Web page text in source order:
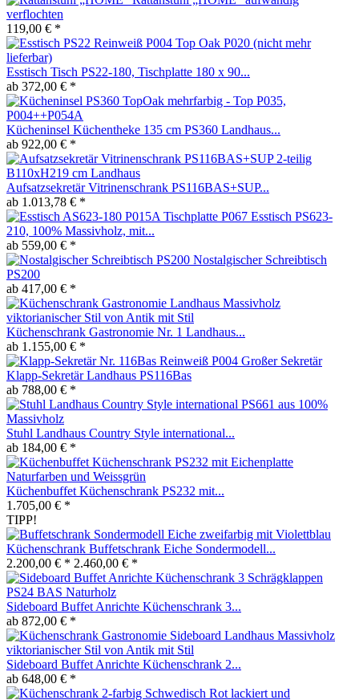
verflochten
119,00 € *
Esstisch Tisch PS22-180, Tischplatte 180 x 90...
ab 372,00 € *
Kücheninsel Küchentheke 135 cm PS360 Landhaus...
ab 922,00 € *
Aufsatzsekretär Vitrinenschrank PS116BAS+SUP...
ab 1.013,78 € *
Esstisch PS623-
210, 100% Massivholz, mit...
ab 559,00 € *
Nostalgischer Schreibtisch
PS200
ab 417,00 € *
Küchenschrank Gastronomie Nr. 1 Landhaus...
ab 1.155,00 € *
Großer Sekretär
Klapp-Sekretär Landhaus PS116Bas
ab 788,00 € *
Stuhl Landhaus Country Style international...
ab 184,00 € *
Küchenbuffet Küchenschrank PS232 mit...
1.705,00 € *
TIPP!
Küchenschrank Buffetschrank Eiche Sondermodell...
2.200,00 € * 2.460,00 € *
Sideboard Buffet Anrichte Küchenschrank 3...
ab 872,00 € *
Sideboard Buffet Anrichte Küchenschrank 2...
ab 648,00 € *